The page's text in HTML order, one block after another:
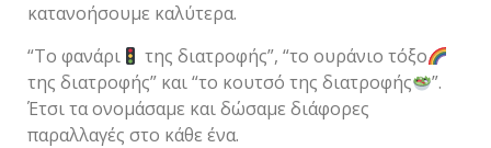
κατανοήσουμε καλύτερα.
“Το φανάρι
της διατροφής”, “το ουράνιο τόξο
της διατροφής” και “το κουτσό της διατροφής
”.
Έτσι τα ονομάσαμε και δώσαμε διάφορες
παραλλαγές στο κάθε ένα.